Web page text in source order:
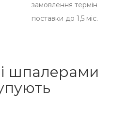
замовлення термін
поставки до 1,5 міс.
шпалерами